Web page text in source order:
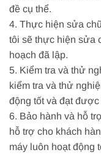
đề cụ thể.
4. Thực hiện sửa
tôi sẽ thực hiện sửa
hoạch đã lập.
5. Kiểm tra và thử
kiểm tra và thử
động tốt và đạt
6. Bảo hành và hỗ
hỗ trợ cho khách
máy luôn hoạt động